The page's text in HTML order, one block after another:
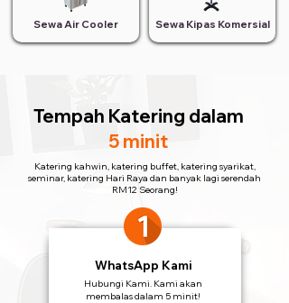
Sewa Air Cooler Sewa Kipas Komersial
Tempah Katering dalam
5 minit
Katering kahwin, katering buffet, katering syarikat,
seminar, katering Hari Raya dan banyak lagi serendah
RM12 Seorang!
WhatsApp Kami
Hubungi Kami. Kami akan
membalas dalam 5 minit!